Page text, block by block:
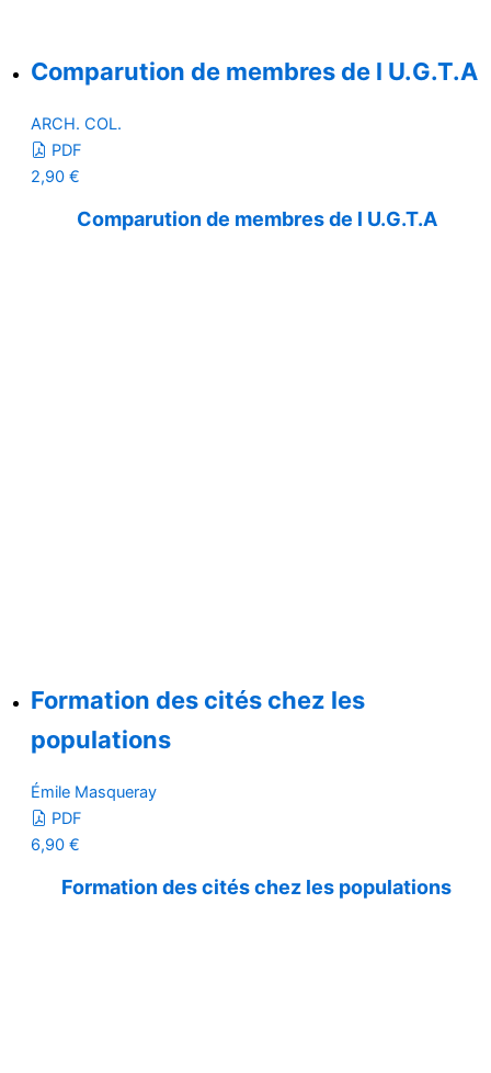
Comparution de membres de l U.G.T.A
ARCH. COL.
PDF
2,90 €
Comparution de membres de l U.G.T.A
Formation des cités chez les
populations
Émile Masqueray
PDF
6,90 €
Formation des cités chez les populations